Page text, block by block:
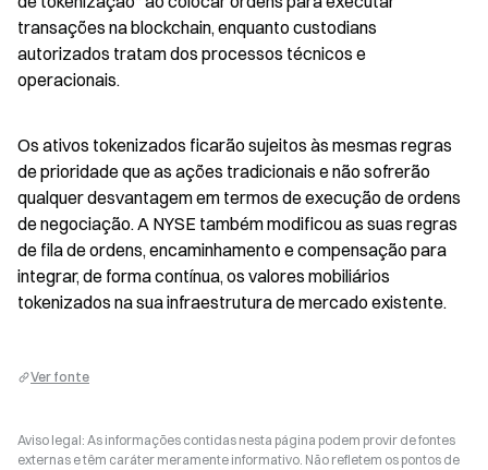
transações na blockchain, enquanto custodians
autorizados tratam dos processos técnicos e
operacionais.
Os ativos tokenizados ficarão sujeitos às mesmas regras
de prioridade que as ações tradicionais e não sofrerão
qualquer desvantagem em termos de execução de ordens
de negociação. A NYSE também modificou as suas regras
de fila de ordens, encaminhamento e compensação para
integrar, de forma contínua, os valores mobiliários
tokenizados na sua infraestrutura de mercado existente.
Ver fonte
Aviso legal: As informações contidas nesta página podem provir de fontes
externas e têm caráter meramente informativo. Não refletem os pontos de